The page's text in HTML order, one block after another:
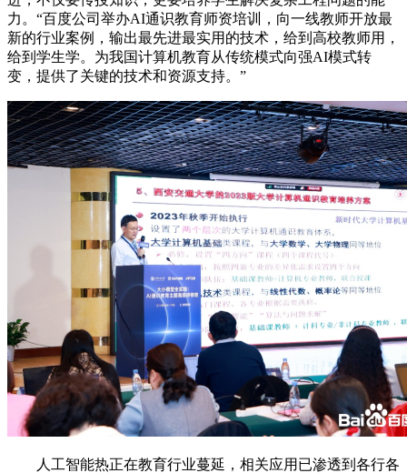
力。“百度公司举办AI通识教育师资培训，向一线教师开放最
新的行业案例，输出最先进最实用的技术，给到高校教师用，
给到学生学。为我国计算机教育从传统模式向强AI模式转
变，提供了关键的技术和资源支持。”
人工智能热正在教育行业蔓延，相关应用已渗透到各行各